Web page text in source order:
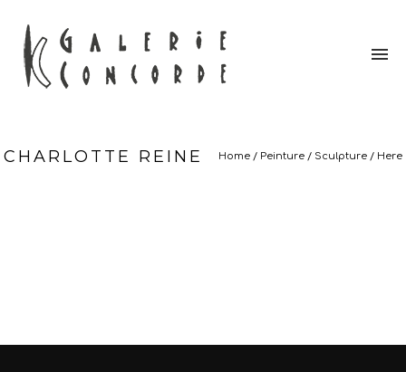
CHARLOTTE REINE Home / Peinture / Sculpture / Here